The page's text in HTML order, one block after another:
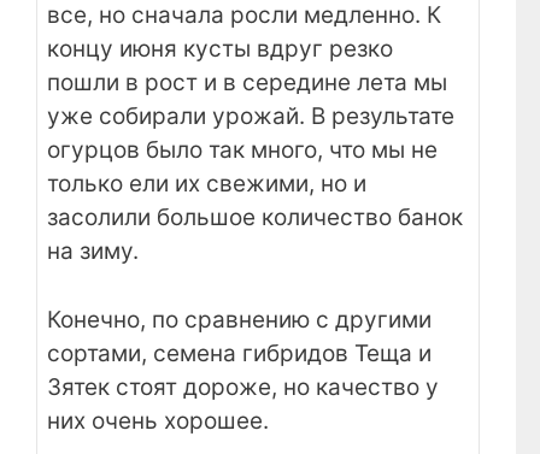
все, но сначала росли медленно. К
концу июня кусты вдруг резко
пошли в рост и в середине лета мы
уже собирали урожай. В результате
огурцов было так много, что мы не
только ели их свежими, но и
засолили большое количество банок
на зиму.
Конечно, по сравнению с другими
сортами, семена гибридов Теща и
Зятек стоят дороже, но качество у
них очень хорошее.